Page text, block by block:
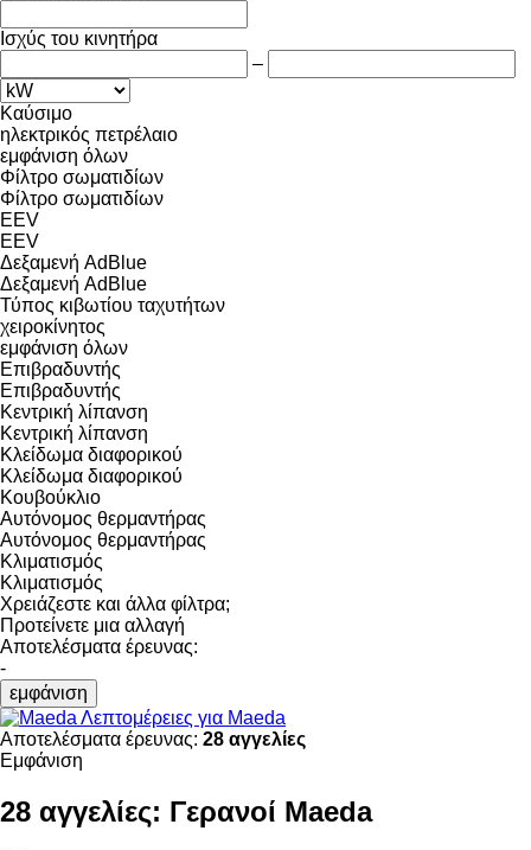
Ισχύς του κινητήρα
–
Καύσιμο
ηλεκτρικός πετρέλαιο
εμφάνιση όλων
Φίλτρο σωματιδίων
Φίλτρο σωματιδίων
EEV
EEV
Δεξαμενή AdBlue
Δεξαμενή AdBlue
Τύπος κιβωτίου ταχυτήτων
χειροκίνητος
εμφάνιση όλων
Επιβραδυντής
Επιβραδυντής
Κεντρική λίπανση
Κεντρική λίπανση
Κλείδωμα διαφορικού
Κλείδωμα διαφορικού
Κουβούκλιο
Αυτόνομος θερμαντήρας
Αυτόνομος θερμαντήρας
Κλιματισμός
Κλιματισμός
Χρειάζεστε και άλλα φίλτρα;
Προτείνετε μια αλλαγή
Αποτελέσματα έρευνας:
-
εμφάνιση
Λεπτομέρειες για Maeda
Αποτελέσματα έρευνας: 28 αγγελίες
Εμφάνιση
28 αγγελίες: Γερανοί Maeda